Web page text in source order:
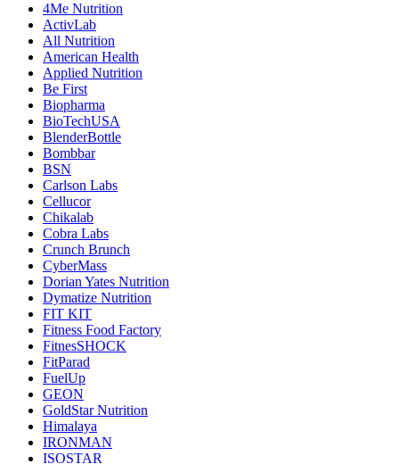
4Me Nutrition
ActivLab
All Nutrition
American Health
Applied Nutrition
Be First
Biopharma
BioTechUSA
BlenderBottle
Bombbar
BSN
Carlson Labs
Cellucor
Chikalab
Cobra Labs
Crunch Brunch
CyberMass
Dorian Yates Nutrition
Dymatize Nutrition
FIT KIT
Fitness Food Factory
FitnesSHOCK
FitParad
FuelUp
GEON
GoldStar Nutrition
Himalaya
IRONMAN
ISOSTAR